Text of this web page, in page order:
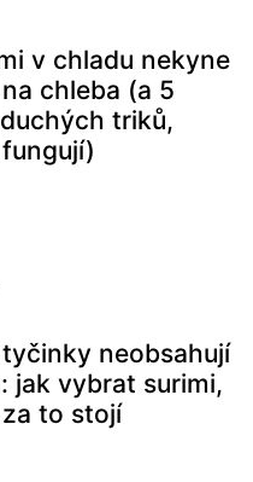
v chladu nekyne
chleba (a 5
triků,
neobsahují
jak vybrat surimi,
to stojí